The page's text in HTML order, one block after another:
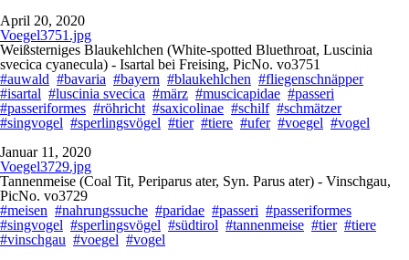
April 20, 2020
Voegel3751.jpg
Weißsterniges Blaukehlchen (White-spotted Bluethroat, Luscinia
svecica cyanecula) - Isartal bei Freising, PicNo. vo3751
#auwald #bavaria #bayern #blaukehlchen #fliegenschnäpper
#isartal #luscinia svecica #märz #muscicapidae #passeri
#passeriformes #röhricht #saxicolinae #schilf #schmätzer
#singvogel #sperlingsvögel #tier #tiere #ufer #voegel #vogel
Januar 11, 2020
Voegel3729.jpg
Tannenmeise (Coal Tit, Periparus ater, Syn. Parus ater) - Vinschgau,
PicNo. vo3729
#meisen #nahrungssuche #paridae #passeri #passeriformes
#singvogel #sperlingsvögel #südtirol #tannenmeise #tier #tiere
#vinschgau #voegel #vogel